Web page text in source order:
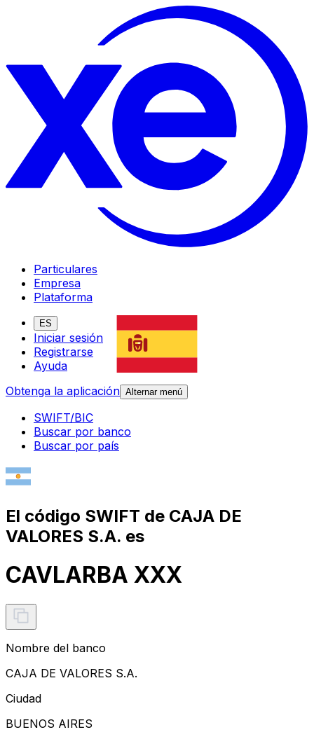
Particulares
Empresa
Plataforma
ES
Iniciar sesión
Registrarse
Ayuda
Obtenga la aplicación Alternar menú
SWIFT/BIC
Buscar por banco
Buscar por país
El código SWIFT de CAJA DE
VALORES S.A. es
CAVLARBA XXX
Nombre del banco
CAJA DE VALORES S.A.
Ciudad
BUENOS AIRES